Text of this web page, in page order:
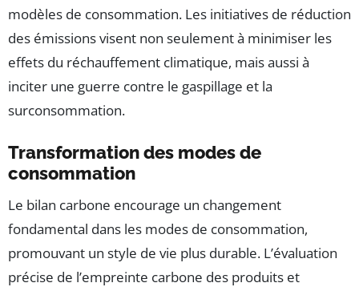
modèles de consommation. Les initiatives de réduction
des émissions visent non seulement à minimiser les
effets du réchauffement climatique, mais aussi à
inciter une guerre contre le gaspillage et la
surconsommation.
Transformation des modes de
consommation
Le bilan carbone encourage un changement
fondamental dans les modes de consommation,
promouvant un style de vie plus durable. L’évaluation
précise de l’empreinte carbone des produits et